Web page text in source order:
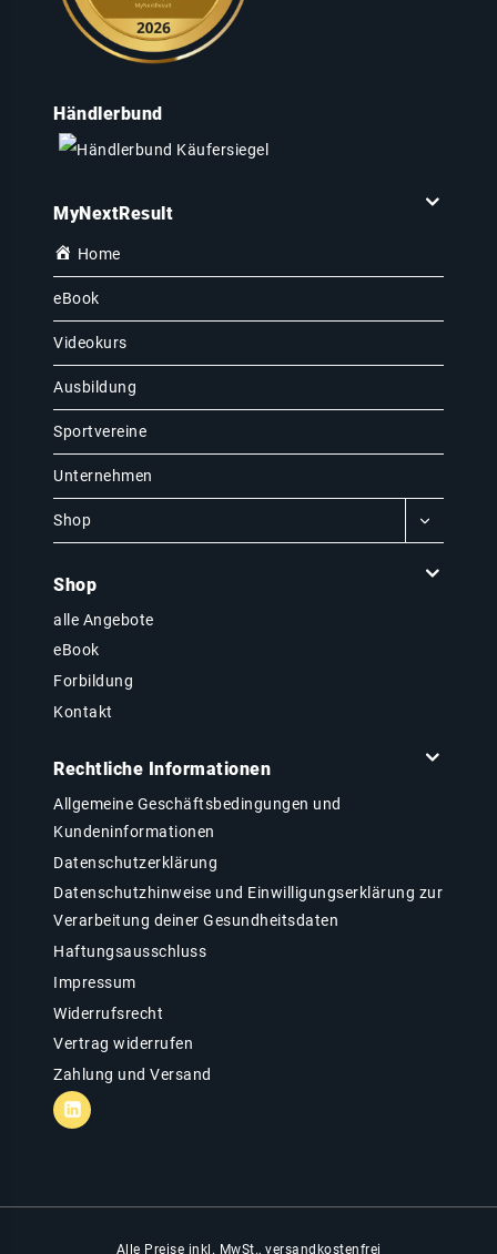
Händlerbund
MyNextResult
Home
eBook
Videokurs
Ausbildung
Sportvereine
Unternehmen
Shop
Shop
alle Angebote
eBook
Forbildung
Kontakt
Rechtliche Informationen
Allgemeine Geschäftsbedingungen und
Kundeninformationen
Datenschutzerklärung
Datenschutzhinweise und Einwilligungserklärung zur
Verarbeitung deiner Gesundheitsdaten
Haftungsausschluss
Impressum
Widerrufsrecht
Vertrag widerrufen
Zahlung und Versand
Alle Preise inkl. MwSt., versandkostenfrei